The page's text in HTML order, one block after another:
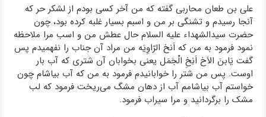
علی بن طعان محاربی گفته که من آخر کسی بودم از لشکر حر که
آنجا رسیدم و تشنگی بر من و اسبم بسیار غلبه کرده بود، چون
حضرت سیدالشهداء علیه السلام حال عطش من و اسب مرا ملاحظه
نمود فرمود به من که اَنخ الرّاوِیَه من مراد آن جناب را نفهمیدم پس
گفت یَابنَ الاَخ اَنِخِ الْجَمَل یعنی بخوابان آن شتری که آب بار
اوست. پس من شتر را خوابانیدم فرمود به من که آب بیاشام چون
خواستم آب بیاشامم آب از دهان مشگ می‌ریخت فرمود که لب
مشک را برگردانید و مرا سیراب فرمود.